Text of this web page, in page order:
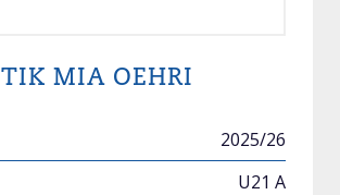
MIA OEHRI
2025/26
U21 A